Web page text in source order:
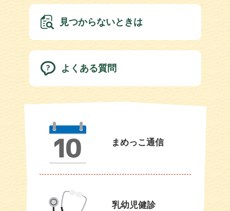
見つからないときは
よくある質問
まめっこ通信
乳幼児健診